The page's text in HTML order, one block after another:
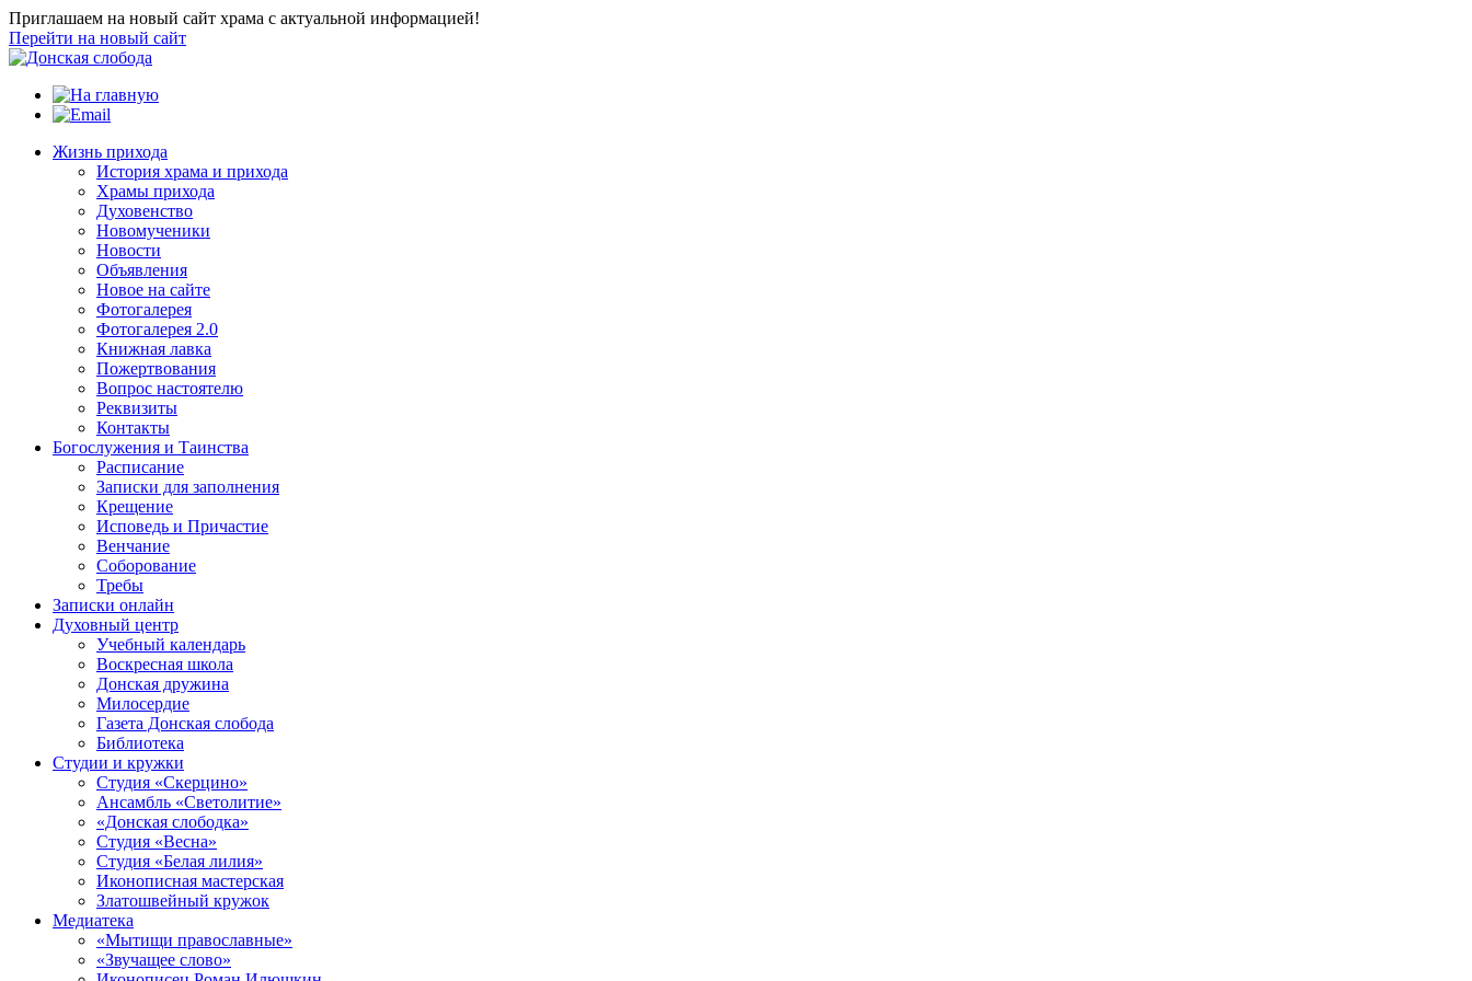
Приглашаем на новый сайт храма с актуальной информацией!
Перейти на новый сайт
Жизнь прихода
История храма и прихода
Храмы прихода
Духовенство
Новомученики
Новости
Объявления
Новое на сайте
Фотогалерея
Фотогалерея 2.0
Книжная лавка
Пожертвования
Вопрос настоятелю
Реквизиты
Контакты
Богослужения и Таинства
Расписание
Записки для заполнения
Крещение
Исповедь и Причастие
Венчание
Соборование
Требы
Записки онлайн
Духовный центр
Учебный календарь
Воскресная школа
Донская дружина
Милосердие
Газета Донская слобода
Библиотека
Студии и кружки
Студия «Скерцино»
Ансамбль «Светолитие»
«Донская слободка»
Студия «Весна»
Студия «Белая лилия»
Иконописная мастерская
Златошвейный кружок
Медиатека
«Мытищи православные»
«Звучащее слово»